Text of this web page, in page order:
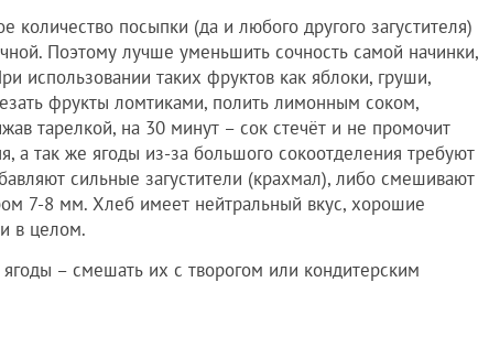
посыпки (да и любого другого загустителя)
Поэтому лучше уменьшить сочность самой начинки,
использовании таких фруктов как яблоки, груши,
фрукты ломтиками, полить лимонным соком,
тарелкой, на 30 минут – сок стечёт и не промочит
а так же ягоды из-за большого сокоотделения требуют
сильные загустители (крахмал), либо смешивают
7-8 мм. Хлеб имеет нейтральный вкус, хорошие
в целом.
– смешать их с творогом или кондитерским